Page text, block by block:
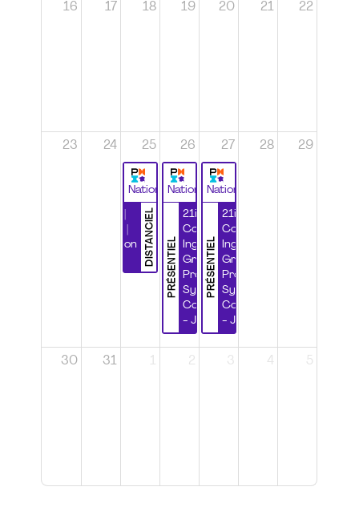
16 17 18 19 20 21 22
23 24 25
National
DISTANCIEL
Certification
26
National
PRÉSENTIEL
21ième
Congrès
Ingénierie
Grands
Projets et
Systèmes
Complexes
- Jour 1
27
National
PRÉSENTIEL
21ième
Congrès
Ingénierie
Grands
Projets et
Systèmes
Complexes
- Jour 2
28 29
30 31 1 2 3 4 5